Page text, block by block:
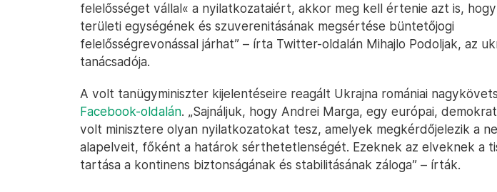
felelősséget vállal« a nyilatkozataiért, akkor meg kell értenie azt is,
területi egységének és szuverenitásának megsértése büntetőjogi
felelősségrevonással járhat” – írta Twitter-oldalán Mihajlo Podoljak, az
tanácsadója.
A volt tanügyminiszter kijelentéseire reagált Ukrajna romániai
Facebook-oldalán. „Sajnáljuk, hogy Andrei Marga, egy európai,
volt minisztere olyan nyilatkozatokat tesz, amelyek megkérdőjelezik a
alapelveit, főként a határok sérthetetlenségét. Ezeknek az elveknek a
tartása a kontinens biztonságának és stabilitásának záloga” – írták.